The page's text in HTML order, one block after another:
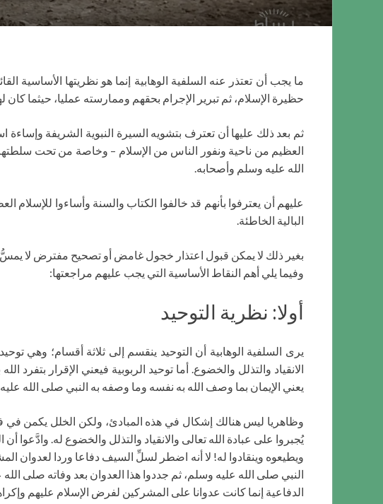
ما يجب أن تعتذر عنه السلفية الوهابية إنما هو نظريتها الأساسية
حظيرة الإسلام، ثم تبرير الإجرام بحقهم وممارسته عمليا، حيثما
ثم بعد ذلك عليها أن تعترف بتشويه السيرة النبوية الشريفة
العظيم من ناحية ونفور الناس من الإسلام – وخاصة من تحت
الله عليه وسلم وأصحابه.
عليهم أن يعترفوا بأنهم قد خالفوا الكتاب والسنة وأساءوا للإسلام
البالية الخاطئة.
بغير ذلك لا يمكن قبول اعتذار خجول غامض أو تصحيح مفترض لا يمسُّ
وفيما يلي أهم النقاط الأساسية التي يجب عليهم مراجعتها:
أولا: نظرية التوحيد
يرى السلفية الوهابية أن التوحيد ينقسم إلى ثلاثة أقسام؛ وهي توحيد
الانقياد والتذلل والخضوع. أما توحيد الربوبية فيعني الإقرار بتفرد
يعني الإيمان بما وصف الله به نفسه وما وصفه به النبي صلى الله
وظاهريا ليس هنالك إشكال في هذه المبادئ، ولكن الخلل يكمن في
يُجبروا على عبادة الله تعالى والانقياد والتذلل والخضوع له.
ويطيعوه وينقادوا له! لا أنه اضطر لسلِّ السيف دفاعا وردا لعدوان
النبي صلى الله عليه وسلم، ثم جددوا هذا العدوان بعد وفاته صلى
الدفاعية إنما كانت عدوانا على المشركين لفرض الإسلام عليهم